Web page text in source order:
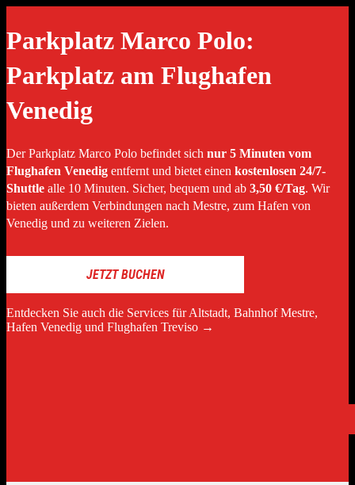
TREVISO
Open/Close
Menu
Parkplatz mit shuttle
service vom und zum
Mestre
Skip to content
HOME
DESTINATIONEN
FLUGHAFEN VENEDIG
BAHNHOF MESTRE
FLUGHAFEN TREVISO
HAFEN VENEDIG
PARKPLATZ
UNSER UNTERNEHMEN
KOMFORT SERVICES
Parkplatz Marco Polo:
Parkplatz am Flughafen
Venedig
Der Parkplatz Marco Polo befindet sich nur 5 Minuten vom
Flughafen Venedig entfernt und bietet einen kostenlosen 24/7-
Shuttle alle 10 Minuten. Sicher, bequem und ab 3,50 €/Tag. Wir
bieten außerdem Verbindungen nach Mestre, zum Hafen von
Venedig und zu weiteren Zielen.
JETZT BUCHEN
Entdecken Sie auch die Services für Altstadt, Bahnhof Mestre,
Hafen Venedig und Flughafen Treviso →